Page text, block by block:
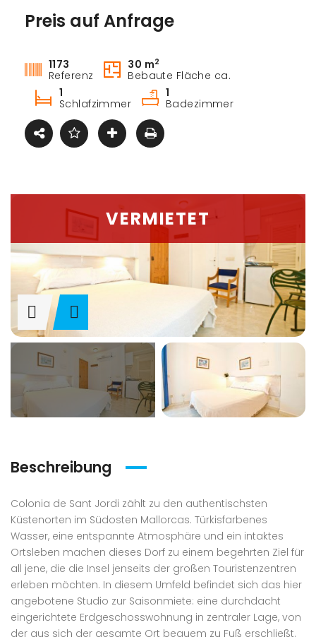
Preis auf Anfrage
1173
Referenz
30 m2
Bebaute Fläche ca.
1
Schlafzimmer
1
Badezimmer
VERMIETET
Beschreibung
Colonia de Sant Jordi zählt zu den authentischsten
Küstenorten im Südosten Mallorcas. Türkisfarbenes
Wasser, eine entspannte Atmosphäre und ein intaktes
Ortsleben machen dieses Dorf zu einem begehrten Ziel für
all jene, die die Insel jenseits der großen Touristenzentren
erleben möchten. In diesem Umfeld befindet sich das hier
angebotene Studio zur Saisonmiete: eine durchdacht
eingerichtete Erdgeschosswohnung in zentraler Lage, von
der aus sich der gesamte Ort bequem zu Fuß erschließt.